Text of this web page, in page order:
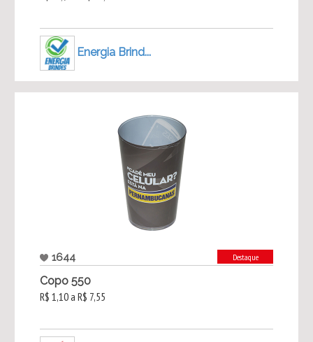
Energia Brind...
1644 Destaque
Copo 550
R$ 1,10 a R$ 7,55